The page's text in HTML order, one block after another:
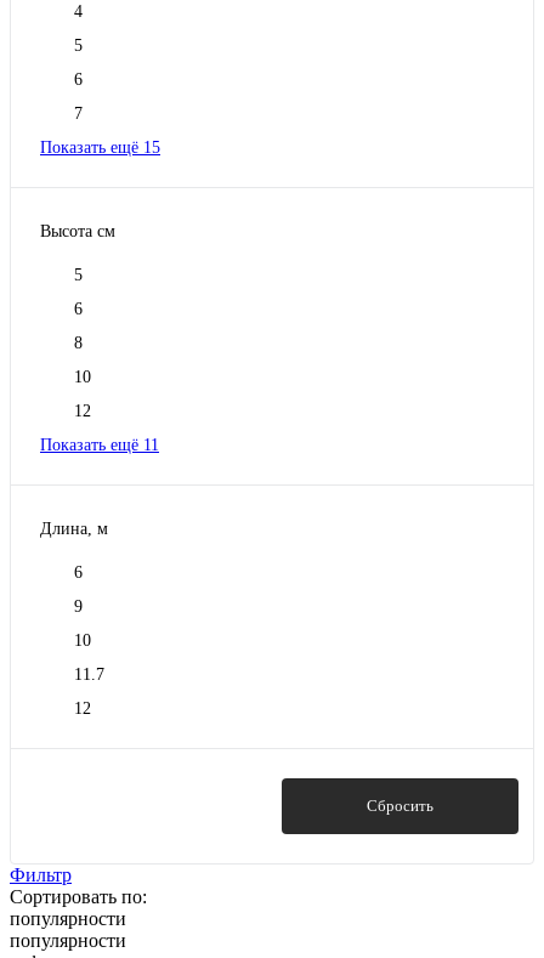
4
5
6
7
Показать ещё 15
Высота см
5
6
8
10
12
Показать ещё 11
Длина, м
6
9
10
11.7
12
Сбросить
Фильтр
Сортировать по:
популярности
популярности